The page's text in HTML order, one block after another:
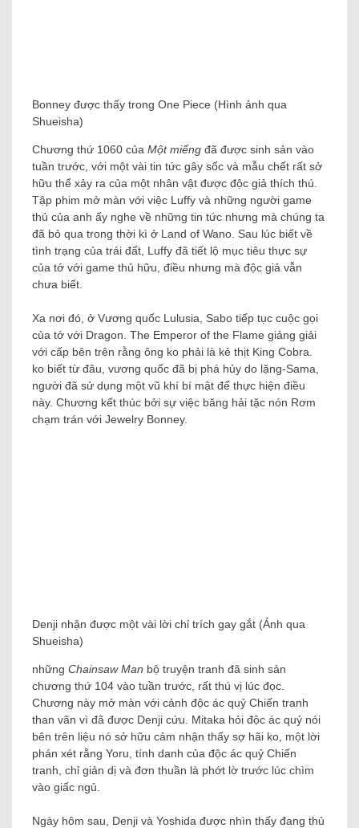
Bonney được thấy trong One Piece (Hình ảnh qua
Shueisha)
Chương thứ 1060 của Một miếng đã được sinh sản vào
tuần trước, với một vài tin tức gây sốc và mẫu chết rất sở
hữu thể xảy ra của một nhân vật được độc giả thích thú.
Tập phim mở màn với việc Luffy và những người game
thủ của anh ấy nghe về những tin tức nhưng mà chúng ta
đã bỏ qua trong thời kì ở Land of Wano. Sau lúc biết về
tình trạng của trái đất, Luffy đã tiết lộ mục tiêu thực sự
của tớ với game thủ hữu, điều nhưng mà độc giả vẫn
chưa biết.
Xa nơi đó, ở Vương quốc Lulusia, Sabo tiếp tục cuộc gọi
của tớ với Dragon. The Emperor of the Flame giảng giải
với cấp bên trên rằng ông ko phải là kẻ thịt King Cobra.
ko biết từ đâu, vương quốc đã bị phá hủy do lặng-Sama,
người đã sử dụng một vũ khí bí mật để thực hiện điều
này. Chương kết thúc bởi sự việc băng hải tặc nón Rơm
chạm trán với Jewelry Bonney.
Denji nhận được một vài lời chỉ trích gay gắt (Ảnh qua
Shueisha)
những Chainsaw Man bộ truyện tranh đã sinh sản
chương thứ 104 vào tuần trước, rất thú vị lúc đọc.
Chương này mở màn với cảnh độc ác quỷ Chiến tranh
than vãn vì đã được Denji cứu. Mitaka hỏi độc ác quỷ nói
bên trên liệu nó sở hữu cảm nhận thấy sợ hãi ko, một lời
phán xét rằng Yoru, tính danh của độc ác quỷ Chiến
tranh, chỉ giản dị và đơn thuần là phớt lờ trước lúc chìm
vào giấc ngủ.
Ngày hôm sau, Denji và Yoshida được nhìn thấy đang thủ